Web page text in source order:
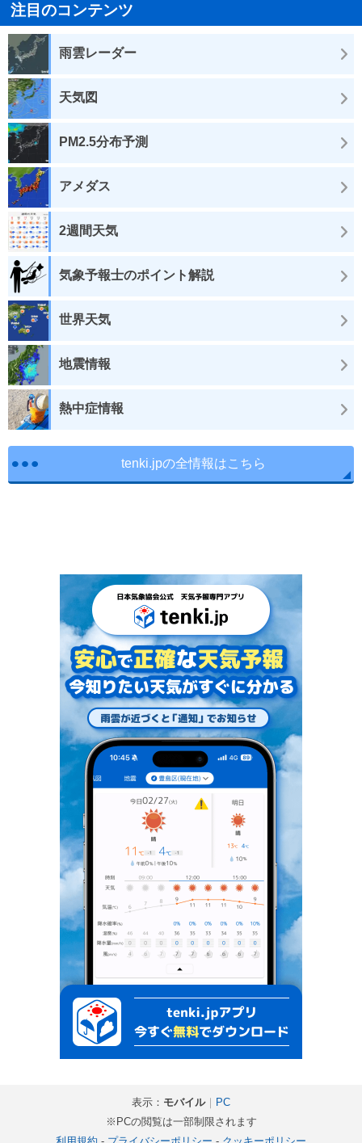
注目のコンテンツ
雨雲レーダー
天気図
PM2.5分布予測
アメダス
2週間天気
気象予報士のポイント解説
世界天気
地震情報
熱中症情報
tenki.jpの全情報はこちら
表示： モバイル｜ PC
※PCの閲覧は一部制限されます